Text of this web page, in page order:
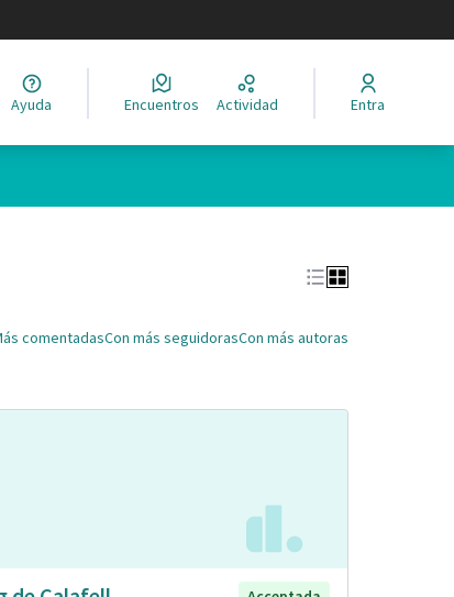
idioma
Ayuda Encuentros Actividad Entra
comentadasCon más seguidorasCon más autoras